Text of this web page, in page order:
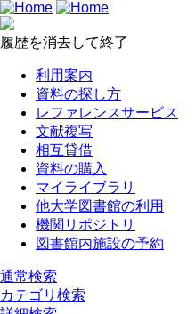
履歴を消去して終了
利用案内
資料の探し方
レファレンスサービス
文献複写
相互貸借
資料の購入
マイライブラリ
他大学図書館の利用
機関リポジトリ
図書館内施設の予約
通常検索
カテゴリ検索